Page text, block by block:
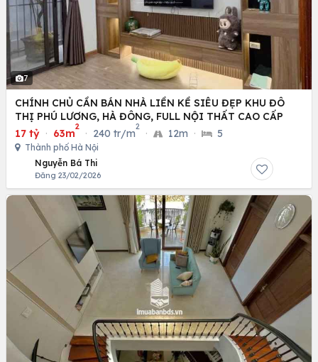
7
CHÍNH CHỦ CẦN BÁN NHÀ LIỀN KỀ SIÊU ĐẸP KHU ĐÔ
THỊ PHÚ LƯƠNG, HÀ ĐÔNG, FULL NỘI THẤT CAO CẤP
17 tỷ · 63m
2
· 240 tr/m
2
· 12m · 5
Thành phố Hà Nội
Nguyễn Bá Thi
Đăng 23/02/2026